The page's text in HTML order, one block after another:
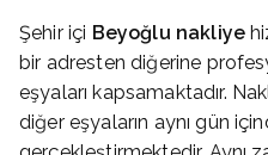
Şehir içi Beyoğlu nakliye
bir adresten diğerine
eşyaları kapsamaktadır.
diğer eşyaların aynı gün